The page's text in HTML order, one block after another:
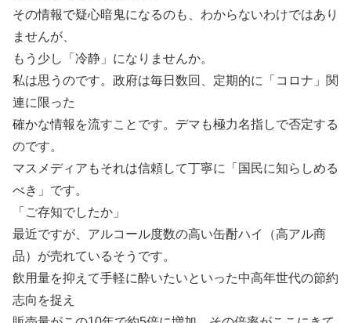
その情報で疑心暗鬼になるのも、わからないわけではあり
ませんが、
もう少し「冷静」になりませんか。
私は思うのです。政府は毎日数回、定期的に「コロナ」関
連に限った
確かな情報を流すことです。デマも極力名指しで否定する
のです。
マスメディアもそれは信頼して丁寧に「国民に知らしめる
べき」です。
「ご存知でしたか」
最近ですが、アルコール度数の高い缶酎ハイ（高アル商
品）が売れているそうです。
飲用量を抑えて手軽に酔いたいといった中高年世代の節約
志向を捉え